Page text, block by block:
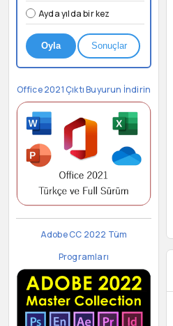
Ayda yılda bir kez
Oyla Sonuçlar
Office 2021 Çıktı Buyurun İndirin
Adobe CC 2022 Tüm
Programları